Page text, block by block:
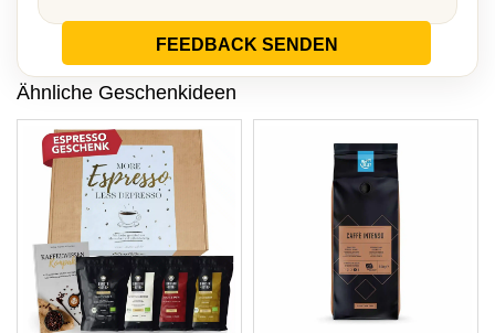
FEEDBACK SENDEN
Ähnliche Geschenkideen